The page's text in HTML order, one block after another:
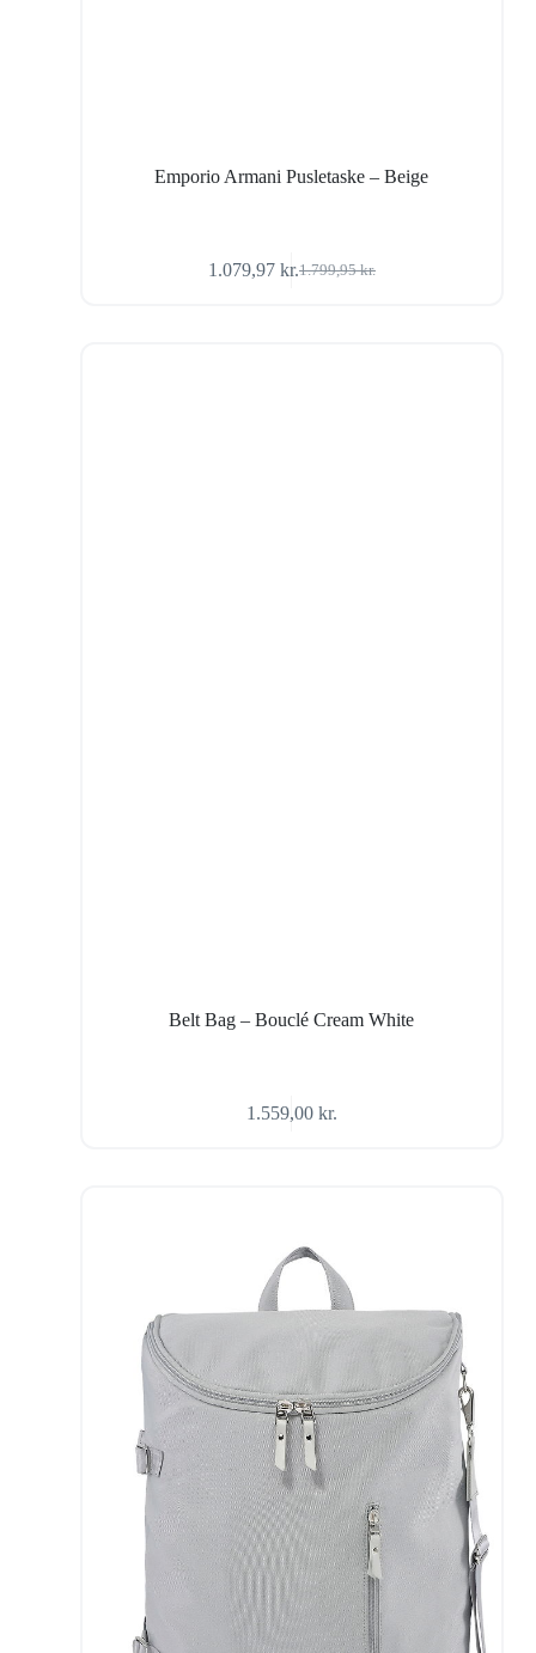
Emporio Armani Pusletaske – Beige
1.799,95kr.
Den
1.079,97 kr.Den
Belt Bag – Bouclé Cream White
1.559,00 kr.